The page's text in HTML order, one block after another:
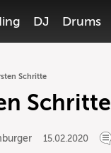
DJ Drums
Schritte
Schritte
15.02.2020